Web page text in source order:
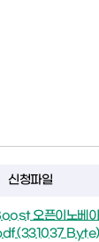
신청파일
오픈이노베이
(331037 Byte)